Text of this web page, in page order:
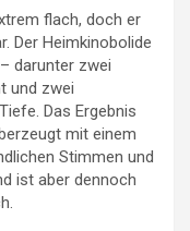
flach, doch er
Der Heimkinobolide
darunter zwei
und zwei
Das Ergebnis
mit einem
Stimmen und
ist aber dennoch